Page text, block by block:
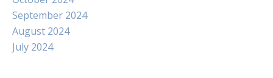
September 2024
August 2024
July 2024